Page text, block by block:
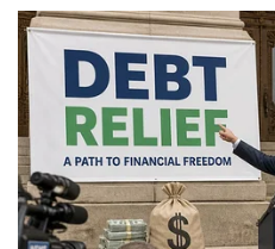
Thông tin doanh nghiệp
Doanh nghiệp 24h
Doanh nhân
Vì cộng đồng